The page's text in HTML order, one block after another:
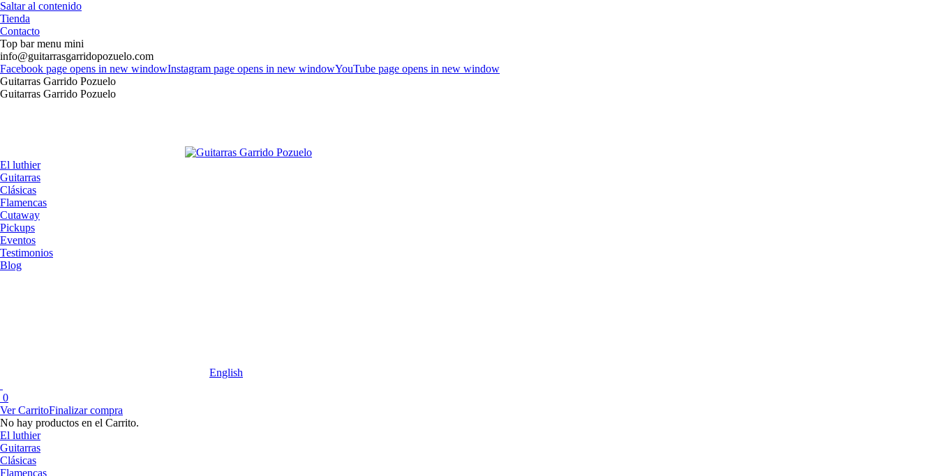
Saltar al contenido
Tienda
Contacto
Top bar menu mini
info@guitarrasgarridopozuelo.com
Facebook page opens in new windowInstagram page opens in new windowYouTube page opens in new window
Guitarras Garrido Pozuelo
Guitarras Garrido Pozuelo
El luthier
Guitarras
Clásicas
Flamencas
Cutaway
Pickups
Eventos
Testimonios
Blog
English
0
Ver CarritoFinalizar compra
No hay productos en el Carrito.
El luthier
Guitarras
Clásicas
Flamencas